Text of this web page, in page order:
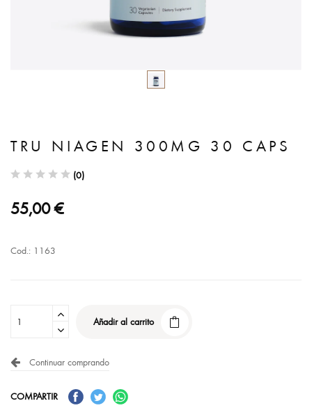
TRU NIAGEN 300MG 30 CAPS
(0)
55,00 €
Cod.: 1163
Añadir al carrito
Continuar comprando
COMPARTIR